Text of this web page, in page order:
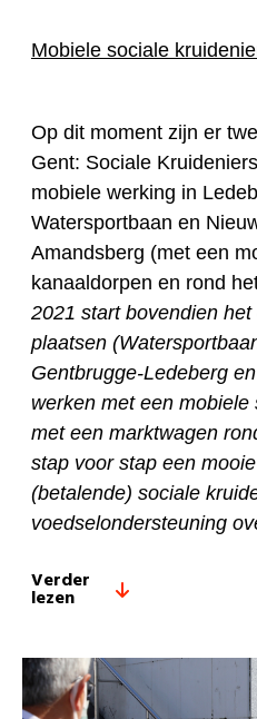
Mobiele sociale
Op dit moment zijn er
Gent: Sociale
mobiele werking in
Watersportbaan en
Amandsberg (met een
kanaaldorpen en rond
2021 start bovendien
plaatsen
Gentbrugge-Ledeberg
werken met een
met een marktwagen
stap voor stap een
(betalende) sociale
voedselondersteuning
Verder
lezen